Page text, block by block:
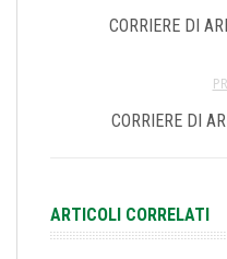
CORRIERE DI
CORRIERE DI
ARTICOLI CORRELATI